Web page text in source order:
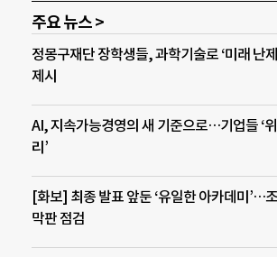
주요 뉴스 >
정몽구재단 장학생들, 과학기술로 ‘미래 난
제시
AI, 지속가능경영의 새 기준으로…기업들 ‘
리’
[화보] 최종 발표 앞둔 ‘유일한 아카데미’…
막판 점검